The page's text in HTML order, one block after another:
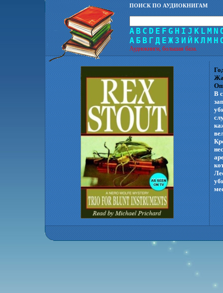
ПОИСК ПО АУДИОКНИГАМ
A B C D E F G H I J K L M N
А Б В Г Д Е Ж З И Й КЛ М Н
Аудиокниги, большая база.
В